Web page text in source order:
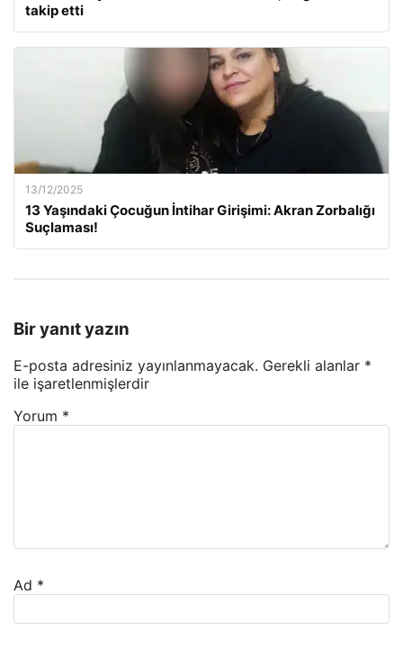
takip etti
13/12/2025
13 Yaşındaki Çocuğun İntihar Girişimi: Akran Zorbalığı
Suçlaması!
Bir yanıt yazın
E-posta adresiniz yayınlanmayacak. Gerekli alanlar *
ile işaretlenmişlerdir
Yorum *
Ad *